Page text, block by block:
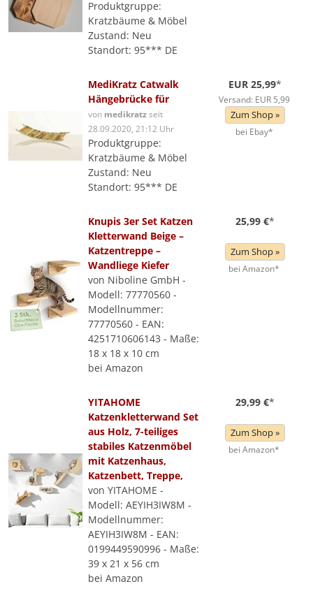
Produktgruppe:
Kratzbäume & Möbel
Zustand: Neu
Standort: 95*** DE
MediKratz Catwalk
Hängebrücke für
von medikratzseit
28.09.2020, 21:12 Uhr
Produktgruppe:
Kratzbäume & Möbel
Zustand: Neu
Standort: 95*** DE
EUR 25,99*
Versand: EUR 5,99
Zum Shop »
bei Ebay*
Knupis 3er Set Katzen
Kletterwand Beige –
Katzentreppe –
Wandliege Kiefer
von Niboline GmbH -
Modell: 77770560 -
Modellnummer:
77770560 - EAN:
4251710606143 - Maße:
18 x 18 x 10 cm
bei Amazon
25,99 €*
Zum Shop »
bei Amazon*
YITAHOME
Katzenkletterwand Set
aus Holz, 7-teiliges
stabiles Katzenmöbel
mit Katzenhaus,
Katzenbett, Treppe,
von YITAHOME -
Modell: AEYIH3IW8M -
Modellnummer:
AEYIH3IW8M - EAN:
0199449590996 - Maße:
39 x 21 x 56 cm
bei Amazon
29,99 €*
Zum Shop »
bei Amazon*